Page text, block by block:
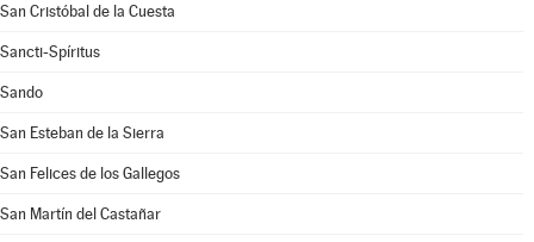
San Cristóbal de la Cuesta
Sancti-Spíritus
Sando
San Esteban de la Sierra
San Felices de los Gallegos
San Martín del Castañar